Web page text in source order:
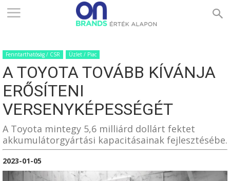
ONBRANDS
–
ÉRTÉK
ALAPON
Fenntarthatóság / CSR Üzlet / Piac
A TOYOTA TOVÁBB KÍVÁNJA
ERŐSÍTENI
VERSENYKÉPESSÉGÉT
A Toyota mintegy 5,6 milliárd dollárt fektet
akkumulátorgyártási kapacitásainak fejlesztésébe.
2023-01-05